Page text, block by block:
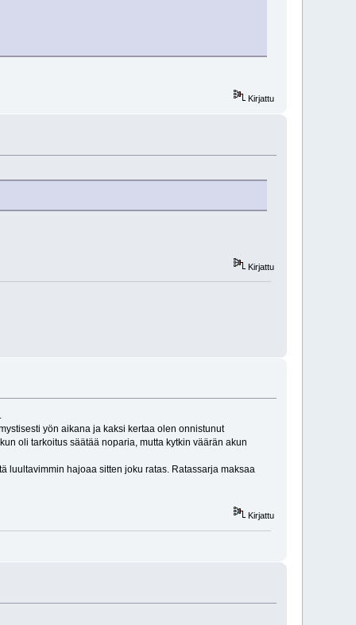
Kirjattu
Kirjattu
yön aikana ja kaksi kertaa olen onnistunut
oli tarkoitus säätää noparia, mutta kytkin väärän akun
luultavimmin hajoaa sitten joku ratas. Ratassarja maksaa
Kirjattu